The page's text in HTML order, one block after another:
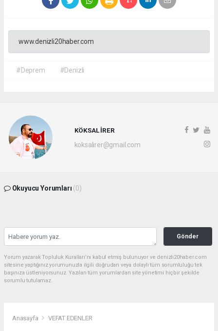
www.denizli20haber.com
#Deprem #Denizli
KÖKSAL İRER
koksalirer@gmail.com
Okuyucu Yorumları (0)
Gönder
Yorum yazarak Topluluk Kuralları’nı kabul etmiş bulunuyor ve denizli20haber.com
sitesine yaptığınız yorumunuzla ilgili doğrudan veya dolaylı tüm sorumluluğu tek
başınıza üstleniyorsunuz. Yazılan tüm yorumlardan site yönetimi hiçbir şekilde
sorumlu tutulamaz.
Anasayfa VEFAT EDENLER